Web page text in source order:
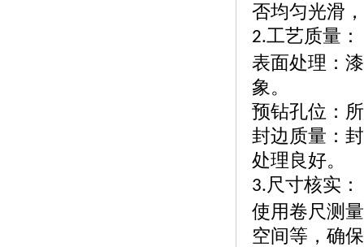
否均匀光滑
2.工艺质量：
表面处理：
象。
预钻孔位：
封边质量：
处理良好。
3.尺寸核实：
使用卷尺测
空间等，确